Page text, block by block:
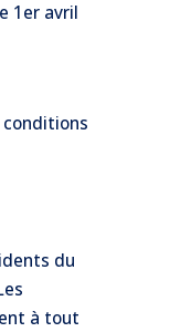
1er avril
du
à tout